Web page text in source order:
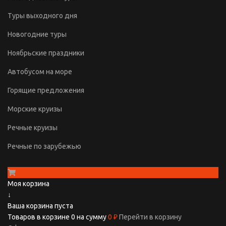
Туры выходного дня
Новогодние туры
Ноябрьские праздники
Автобусом на море
Горящие предложения
Морские круизы
Речные круизы
Речные по зарубежью
Моя корзина
↓
Ваша корзина пуста
Товаров в корзине 0 на сумму0 ₽Перейти в корзину